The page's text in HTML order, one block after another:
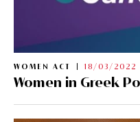
WOMEN ACT 18/03/2022
Women in Greek